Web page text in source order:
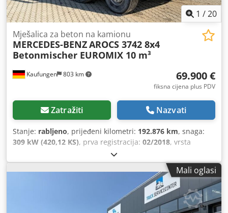
1 /20
Kaufungen 803 km
Mješalica za beton na kamionu
MERCEDES-BENZAROCS 3742 8x4
Betonmischer EUROMIX 10 m³
69.900 €
fiksna cijena plus PDV
Zatražiti Nazvati
Stanje: rabljeno, prijeđeni kilometri: 192.876 km, snaga:
309 kW (420,12 KS), prva registracija: 02/2018, vrsta
37.000 kg
osovina:3 osovine, sljedeći pregled (TÜV):08/2028, boja:
zelen, vrsta prijenosa:automatski, emisijska klasa:Euro 6,
, Oprema:ABS, klima uređaj
Mali oglasi